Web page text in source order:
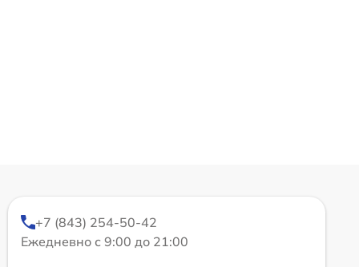
+7 (843) 254-50-42
Ежедневно с 9:00 до 21:00